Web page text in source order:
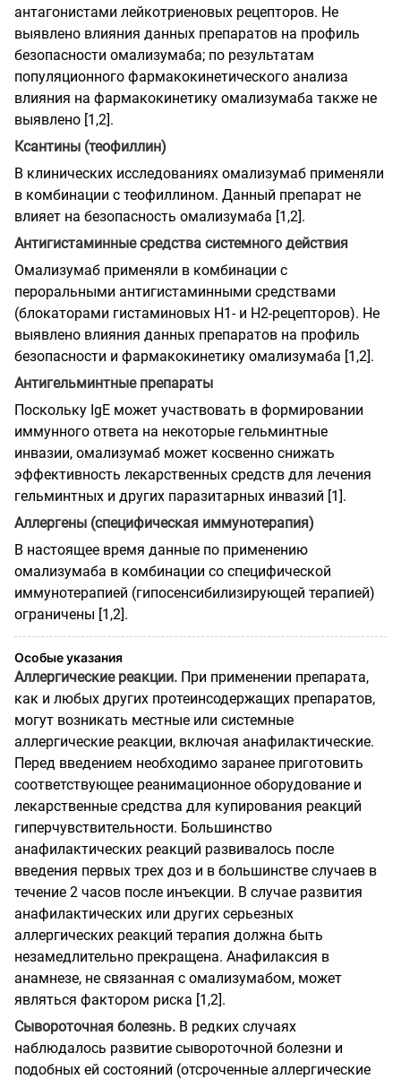
антагонистами лейкотриеновых рецепторов. Не
выявлено влияния данных препаратов на профиль
безопасности омализумаба; по результатам
популяционного фармакокинетического анализа
влияния на фармакокинетику омализумаба также не
выявлено [1,2].
Ксантины (теофиллин)
В клинических исследованиях омализумаб применяли
в комбинации с теофиллином. Данный препарат не
влияет на безопасность омализумаба [1,2].
Антигистаминные средства системного действия
Омализумаб применяли в комбинации с
пероральными антигистаминными средствами
(блокаторами гистаминовых Н1- и Н2-рецепторов). Не
выявлено влияния данных препаратов на профиль
безопасности и фармакокинетику омализумаба [1,2].
Антигельминтные препараты
Поскольку IgE может участвовать в формировании
иммунного ответа на некоторые гельминтные
инвазии, омализумаб может косвенно снижать
эффективность лекарственных средств для лечения
гельминтных и других паразитарных инвазий [1].
Аллергены (специфическая иммунотерапия)
В настоящее время данные по применению
омализумаба в комбинации со специфической
иммунотерапией (гипосенсибилизирующей терапией)
ограничены [1,2].
Особые указания
Аллергические реакции. При применении препарата,
как и любых других протеинсодержащих препаратов,
могут возникать местные или системные
аллергические реакции, включая анафилактические.
Перед введением необходимо заранее приготовить
соответствующее реанимационное оборудование и
лекарственные средства для купирования реакций
гиперчувствительности. Большинство
анафилактических реакций развивалось после
введения первых трех доз и в большинстве случаев в
течение 2 часов после инъекции. В случае развития
анафилактических или других серьезных
аллергических реакций терапия должна быть
незамедлительно прекращена. Анафилаксия в
анамнезе, не связанная с омализумабом, может
являться фактором риска [1,2].
Сывороточная болезнь. В редких случаях
наблюдалось развитие сывороточной болезни и
подобных ей состояний (отсроченные аллергические